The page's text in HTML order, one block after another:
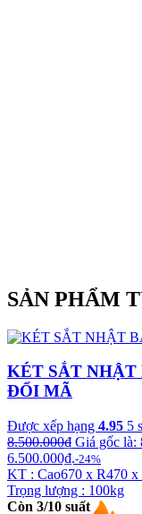
SẢN PHẨM
KÉT SẮT NHẬT
ĐỔI MÃ
Được xếp hạng 4.95 5
8.500.000₫ Giá gốc là:
6.500.000₫.-24%
KT : Cao670 x R470 x
Trọng lượng : 100kg
Còn 3/10 suất